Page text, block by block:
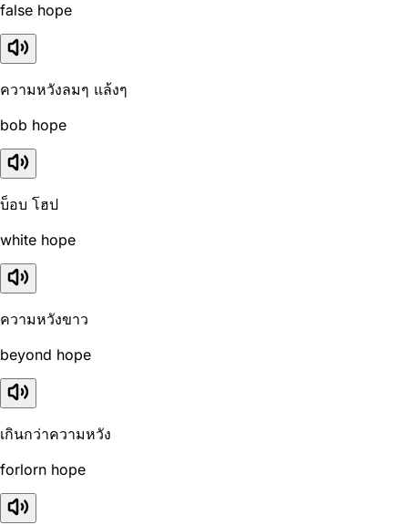
false hope
ความหวังลมๆ แล้งๆ
bob hope
บ็อบ โฮป
white hope
ความหวังขาว
beyond hope
เกินกว่าความหวัง
forlorn hope